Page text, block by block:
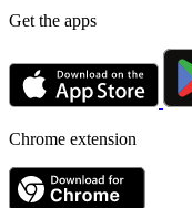
Get the apps
Chrome extension